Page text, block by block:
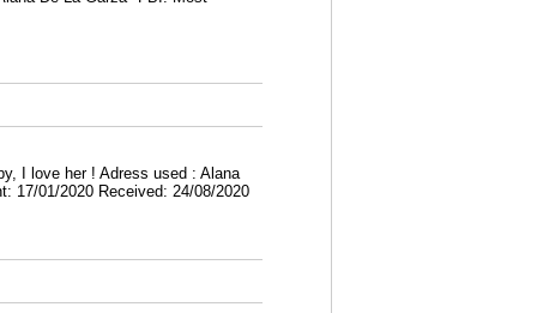
I love her ! Adress used : Alana
17/01/2020 Received: 24/08/2020